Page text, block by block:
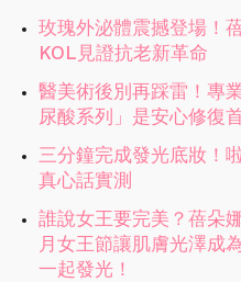
玫瑰外泌體震撼登場！
KOL見證抗老新革命
醫美術後別再踩雷！專
尿酸系列」是安心修復
三分鐘完成發光底妝！
真心話實測
誰說女王要完美？蓓朵
月女王節讓肌膚光澤成
一起發光！